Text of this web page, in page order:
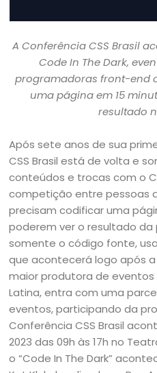
A Conferência CSS Brasil
Code In The Dark,
programadoras front-end
uma página em 15
resultado
Após sete anos de sua
CSS Brasil está de volta e
conteúdos e trocas com o
competição entre pessoas
precisam codificar uma
poderem ver o resultado da
somente o código fonte,
que acontecerá logo após a
maior produtora de
Latina, entra com uma
eventos, participando da
Conferência CSS Brasil
2023 das 09h às 17h no
o “Code In The Dark”